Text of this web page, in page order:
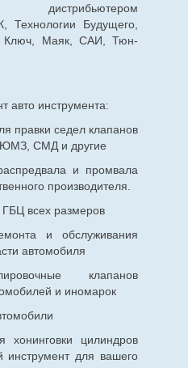
Технологии Будущего,
Ключ, Маяк, САИ, Тюн-
авто инструмента:
правки седел клапанов
СМД и другие
и промвала
производителя.
всех размеров
и обслуживания
автомобиля
клапанов
и иномарок
хонинговки цилиндров
инструмент для вашего